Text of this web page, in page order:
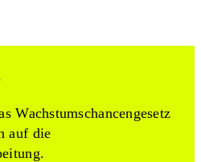
Wachstumschancengesetz
auf die